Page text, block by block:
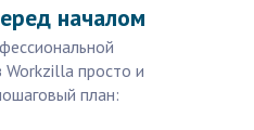
началом
Workzilla просто и
план: